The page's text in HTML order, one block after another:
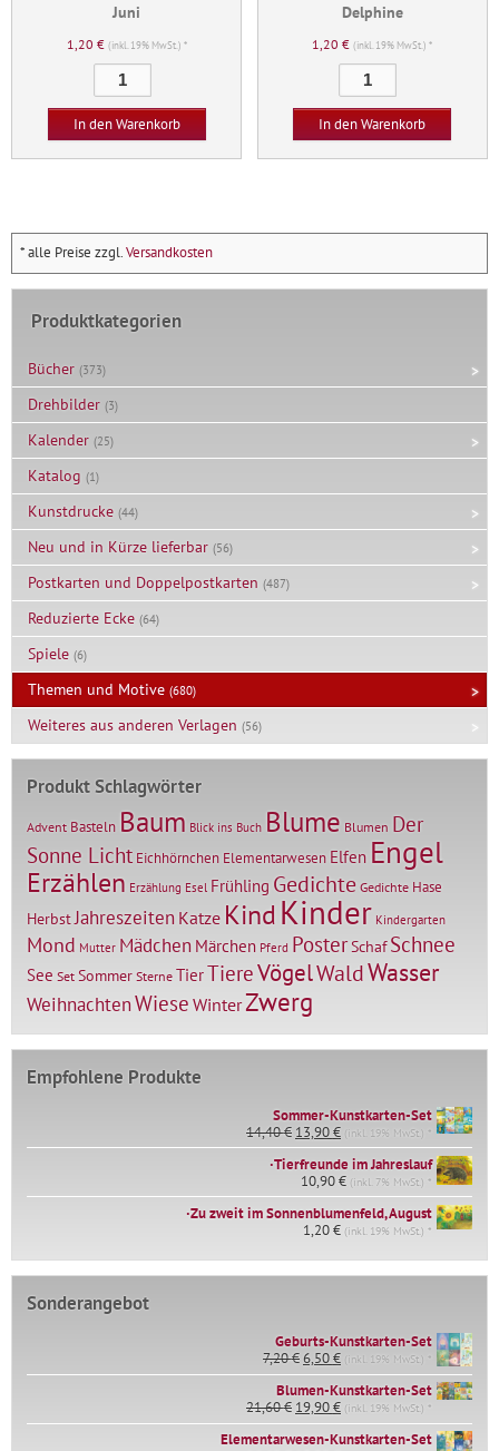
Juni
1,20 € (inkl. 19% MwSt.) *
Menge
In den Warenkorb
Delphine
1,20€ (inkl. 19% MwSt.) *
Menge
In den Warenkorb
* alle Preise zzgl.Versandkosten
Produktkategorien
Bücher (373)
Drehbilder (3)
Kalender (25)
Katalog (1)
Kunstdrucke (44)
Neu und in Kürze lieferbar (56)
Postkarten und Doppelpostkarten (487)
Reduzierte Ecke (64)
Spiele (6)
Themen und Motive (680)
Weiteres aus anderen Verlagen (56)
Produkt Schlagwörter
Advent Basteln Baum Blick ins Buch Blume Blumen Der
Sonne Licht Eichhörnchen Elementarwesen Elfen Engel
Erzählen Erzählung Esel Frühling Gedichte Gedichte Hase
HerbstJahreszeitenKatze KindKinder Kindergarten
Mond Mutter Mädchen Märchen Pferd PosterSchaf Schnee
See Set Sommer Sterne TierTiereVögelWaldWasser
WeihnachtenWiese WinterZwerg
Empfohlene Produkte
Sommer-Kunstkarten-Set
14,40€ Ursprünglicher
Preis
war:
14,40 €
13,90€Aktueller
Preis
ist:
13,90 €.
(inkl. 19% MwSt.) *
∙Tierfreunde im Jahreslauf
10,90€ (inkl. 7% MwSt.) *
∙Zu zweit im Sonnenblumenfeld, August
1,20€ (inkl. 19% MwSt.) *
Sonderangebot
Geburts-Kunstkarten-Set
7,20€Ursprünglicher
Preis
war:
7,20 €
6,50€Aktueller
Preis
ist:
6,50 €.
(inkl. 19% MwSt.) *
Blumen-Kunstkarten-Set
21,60€ Ursprünglicher
Preis
war:
19,90€Aktueller
Preis
ist:
(inkl. 19% MwSt.) *
Elementarwesen-Kunstkarten-Set